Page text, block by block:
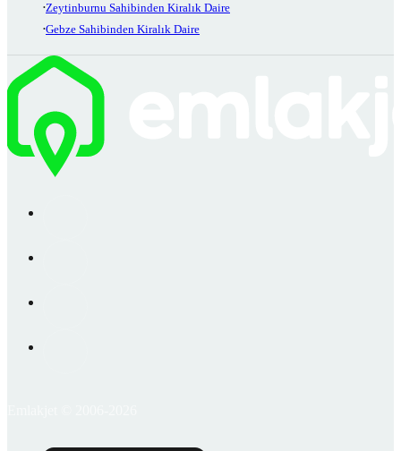
Zeytinburnu Sahibinden Kiralık Daire
Gebze Sahibinden Kiralık Daire